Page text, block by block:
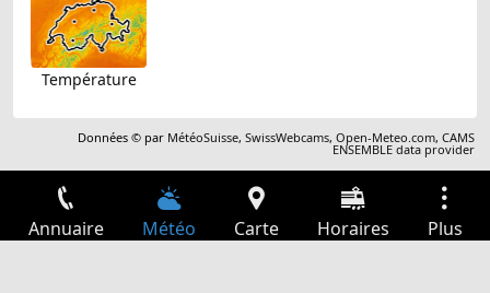
Température
Données © par MétéoSuisse,SwissWebcams,Open-Meteo.com,CAMS
ENSEMBLE data provider
Annuaire Météo Carte Horaires Plus